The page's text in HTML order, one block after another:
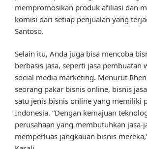
mempromosikan produk afiliasi dan
komisi dari setiap penjualan yang
Santoso.
Selain itu, Anda juga bisa mencoba
berbasis jasa, seperti jasa pembuatan
social media marketing. Menurut
seorang pakar bisnis online, bisnis
satu jenis bisnis online yang memiliki
Indonesia. “Dengan kemajuan
perusahaan yang membutuhkan jasa-
memperluas jangkauan bisnis